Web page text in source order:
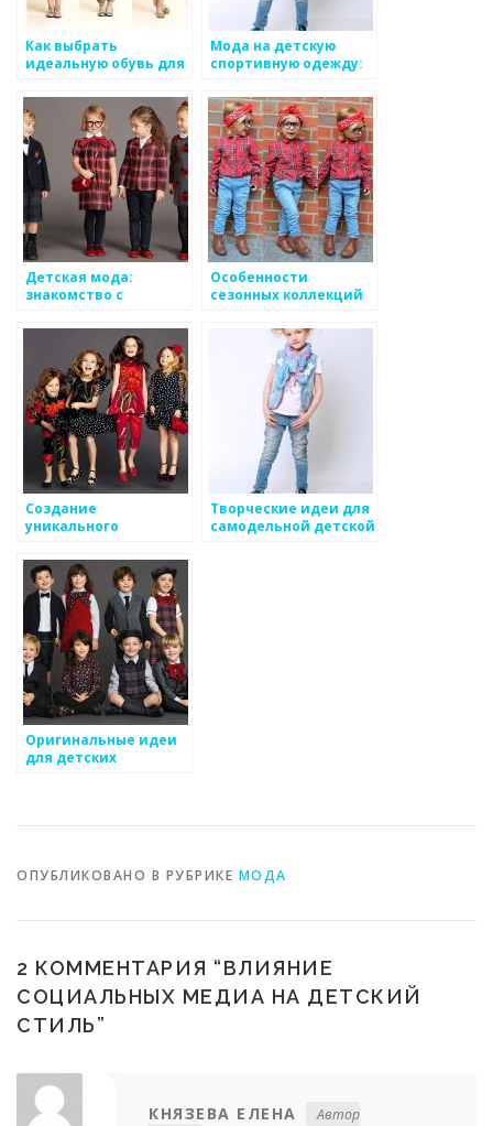
Как выбрать
идеальную обувь для
стиль
Мода на детскую
спортивную одежду:
Детская мода:
знакомство с
Особенности
сезонных коллекций
Создание
уникального
малыша без
перегрузки
Творческие идеи для
самодельной детской
Оригинальные идеи
для детских
ОПУБЛИКОВАНО В РУБРИКЕ МОДА
2 КОММЕНТАРИЯ “ВЛИЯНИЕ
СОЦИАЛЬНЫХ МЕДИА НА ДЕТСКИЙ
СТИЛЬ”
КНЯЗЕВА ЕЛЕНА
Автор